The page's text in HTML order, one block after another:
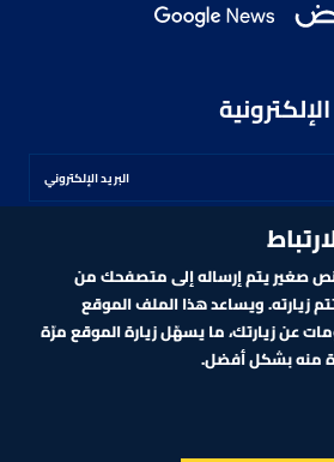
اشترك
صغير يتم إرساله إلى متصفحك من
زيارته. ويساعد هذا الملف الموقع
عن زيارتك، ما يسهّل زيارة الموقع مرّة
منه بشكل أفضل.